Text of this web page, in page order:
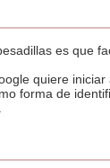
es que
quiere
forma de